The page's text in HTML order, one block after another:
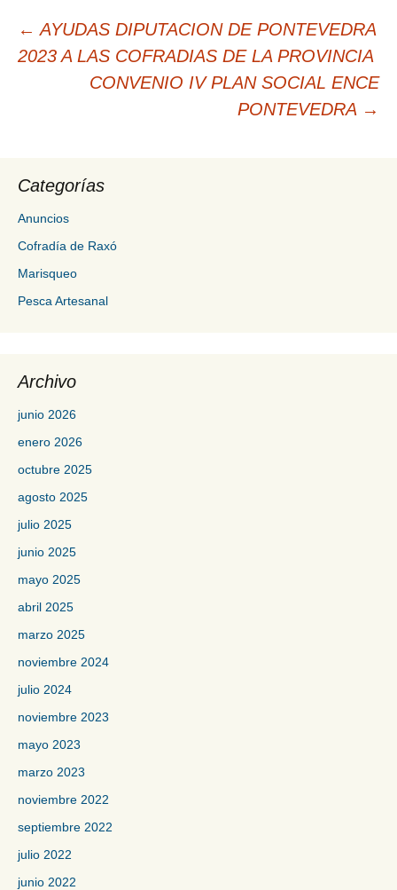
Navegación
de
← AYUDAS DIPUTACION DE PONTEVEDRA
2023 A LAS COFRADIAS DE LA PROVINCIA
CONVENIO IV PLAN SOCIAL ENCE
PONTEVEDRA →
Categorías
Anuncios
Cofradía de Raxó
Marisqueo
Pesca Artesanal
Archivo
junio 2026
enero 2026
octubre 2025
agosto 2025
julio 2025
junio 2025
mayo 2025
abril 2025
marzo 2025
noviembre 2024
julio 2024
noviembre 2023
mayo 2023
marzo 2023
noviembre 2022
septiembre 2022
julio 2022
junio 2022